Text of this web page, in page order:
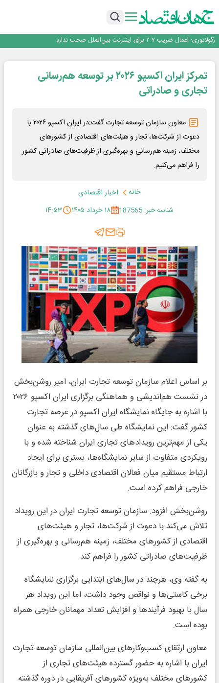
یک اشتباه کلاد، تمام اطلاعات کاربر را به باد داد
رگولاتوری: اعمال ضریب ۲.۷ برای اینترنت بین‌الملل صحت ندارد
با تقاضای برق ناپایدار هوش مصنوعی خودزنی می‌کند
یک اشتباه کلاد، تمام اطلاعات کاربر را به باد داد
اینوتکس امسال با مدل جدید برگزار می‌شود
تمرکز ایران اکسپو ۲۰۲۶ بر توسعه هم‌رسانی
تجاری و صادراتی
معاون سازمان توسعه تجارت گفت:در ایران اکسپو ۲۰۲۶ با
دعوت از شرکت‌ها، تجار و هیئت‌های اقتصادی از کشورهای
مختلف، زمینه هم‌رسانی و بهره‌گیری از ظرفیت‌های صادراتی کشور
را فراهم می‌کنیم.
خانه
اخبار اقتصادی
شناسه خبر: 187565
۱۸ خرداد ۱۴۰۵ ۱۴:۵۳
بر اساس اعلام سازمان توسعه تجارت ایران، امیر روشن‌بخش
در نشست هم‌اندیشی و هماهنگی برگزاری ایران اکسپو ۲۰۲۶
با اشاره به جایگاه نمایشگاه ایران اکسپو در عرصه تجارت
کشور گفت: این نمایشگاه طی سال‌های گذشته به عنوان
یکی از مهم‌ترین رویدادهای تجاری ایران شناخته شده و با
رویکردی متفاوت از سایر نمایشگاه‌ها، بستری برای ایجاد
ارتباط مستقیم میان فعالان اقتصادی داخلی و تجار و بازرگانان
خارجی فراهم کرده است.
روشن‌بخش افزود: سازمان توسعه تجارت ایران در این رویداد
تلاش می‌کند با دعوت از شرکت‌ها، تجار و هیئت‌های
اقتصادی از کشورهای مختلف، زمینه هم‌رسانی و بهره‌گیری از
ظرفیت‌های صادراتی کشور را فراهم کند.
به گفته وی، هرچند در سال‌های ابتدایی برگزاری نمایشگاه
برخی کاستی‌ها و نواقص وجود داشت، اما این رویداد هر
سال با بهبود فرآیندها و افزایش تعداد مهمانان خارجی همراه
بوده است.
معاون ارتقای کسب‌وکارهای بین‌المللی سازمان توسعه تجارت
ایران با اشاره به حضور گسترده هیئت‌های تجاری از
کشورهای مختلف به‌ویژه کشورهای آفریقایی در دوره گذشته